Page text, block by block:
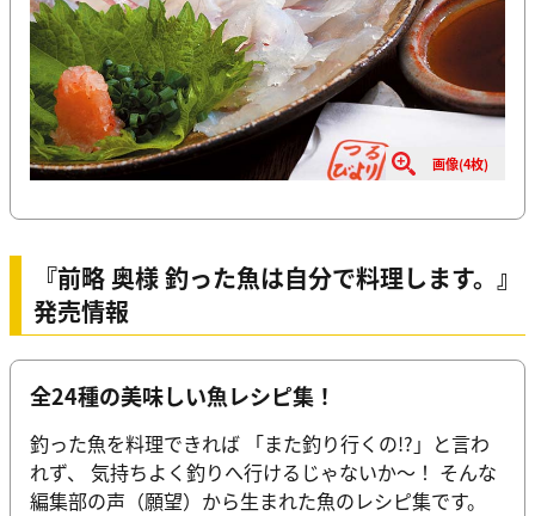
画像(4枚)
『前略 奥様 釣った魚は自分で料理します。』
発売情報
全24種の美味しい魚レシピ集！
釣った魚を料理できれば 「また釣り行くの!?」と言わ
れず、 気持ちよく釣りへ行けるじゃないか～！ そんな
編集部の声（願望）から生まれた魚のレシピ集です。